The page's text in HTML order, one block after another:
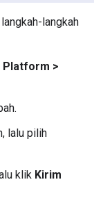
langkah
Platform >
lalu pilih
klik Kirim